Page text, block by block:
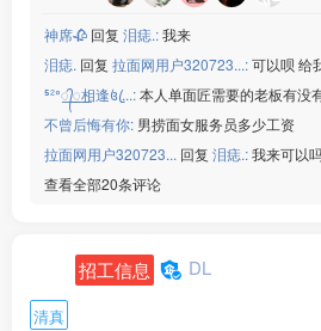
神席🥀 回复 泪痣.:我来
泪痣. 回复 拉面网用户320723...:可以呗 给
⁵²ᐤ꯭᭄꯭相逢꧔ꦿ...:本人单面匠需要的老板有没
不曾后悔有你: 男捞面女服务员多少工资
拉面网用户320723... 回复 泪痣.:我来可以
查看全部20条评论
招工信息 DL
清真